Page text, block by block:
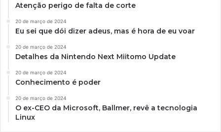
Atenção perigo de falta de corte
20 de março de 2024
Eu sei que dói dizer adeus, mas é hora de eu voar
20 de março de 2024
Detalhes da Nintendo Next Miitomo Update
20 de março de 2024
Conhecimento é poder
20 de março de 2024
O ex-CEO da Microsoft, Ballmer, revê a tecnologia
Linux